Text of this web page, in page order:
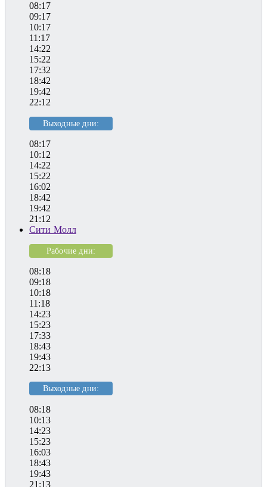
08:17
09:17
10:17
11:17
14:22
15:22
17:32
18:42
19:42
22:12
Выходные дни:
08:17
10:12
14:22
15:22
16:02
18:42
19:42
21:12
Сити Молл
Рабочие дни:
08:18
09:18
10:18
11:18
14:23
15:23
17:33
18:43
19:43
22:13
Выходные дни:
08:18
10:13
14:23
15:23
16:03
18:43
19:43
21:13